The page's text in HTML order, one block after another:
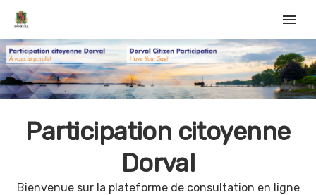
menu
Participation citoyenne
Dorval
Bienvenue sur la plateforme de consultation en ligne